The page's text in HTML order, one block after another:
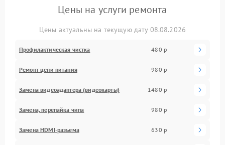
Цены на услуги ремонта
Цены актуальны на текущую дату 08.08.2026
Профилактическая чистка 480 р
Ремонт цепи питания 980 р
Замена видеоадаптера (видеокарты) 1480 р
Замена, перепайка чипа 980 р
Замена HDMI-разъема 630 р